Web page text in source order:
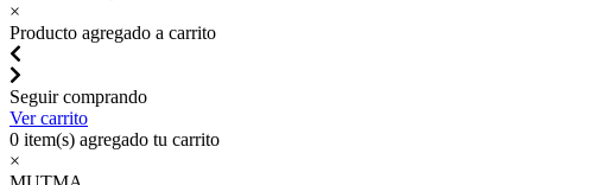
×
Producto agregado a carrito
Seguir comprando
Ver carrito
0 item(s) agregado tu carrito
×